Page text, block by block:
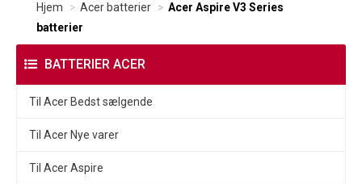
Hjem Acer batterier
Acer Aspire V3 Series
batterier
BATTERIER ACER
Til Acer Bedst sælgende
Til Acer Nye varer
Til Acer Aspire